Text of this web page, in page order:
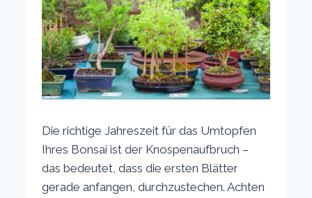
Die richtige Jahreszeit für das Umtopfen
Ihres Bonsai ist der Knospenaufbruch –
das bedeutet, dass die ersten Blätter
gerade anfangen, durchzustechen. Achten